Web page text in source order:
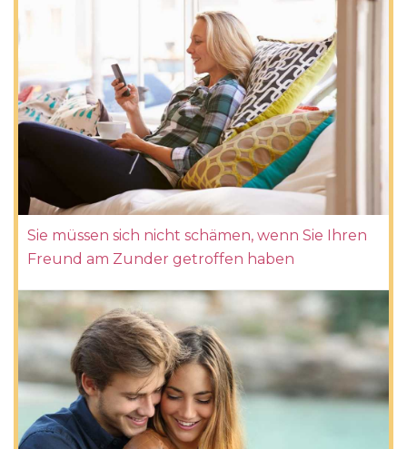
Sie müssen sich nicht schämen, wenn Sie Ihren
Freund am Zunder getroffen haben